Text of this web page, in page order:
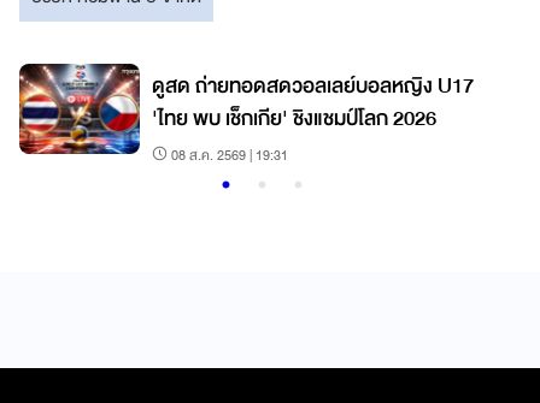
ดูสด ถ่ายทอดสดวอลเลย์บอลหญิง U17
'ไทย พบ เช็กเกีย' ชิงแชมป์โลก 2026
08 ส.ค. 2569 | 19:31